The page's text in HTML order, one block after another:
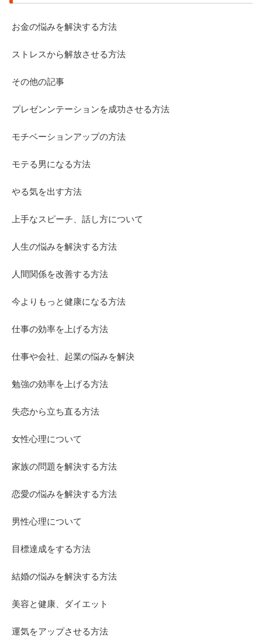
お金の悩みを解決する方法
ストレスから解放させる方法
その他の記事
プレゼンンテーションを成功させる方法
モチベーションアップの方法
モテる男になる方法
やる気を出す方法
上手なスピーチ、話し方について
人生の悩みを解決する方法
人間関係を改善する方法
今よりもっと健康になる方法
仕事の効率を上げる方法
仕事や会社、起業の悩みを解決
勉強の効率を上げる方法
失恋から立ち直る方法
女性心理について
家族の問題を解決する方法
恋愛の悩みを解決する方法
男性心理について
目標達成をする方法
結婚の悩みを解決する方法
美容と健康、ダイエット
運気をアップさせる方法